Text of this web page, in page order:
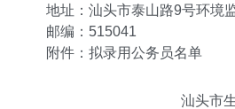
地址：汕头市泰山路9号环境监
邮编：515041
附件：拟录用公务员名单
汕头市